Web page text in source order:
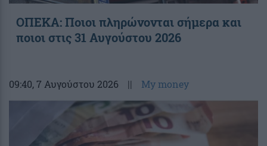
ΟΠΕΚΑ: Ποιοι πληρώνονται σήμερα και
ποιοι στις 31 Αυγούστου 2026
09:40, 7 Αυγούστου 2026 || My money